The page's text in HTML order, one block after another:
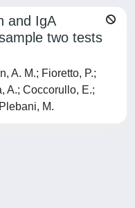
and IgA
two tests
A. M.; Fioretto, P.;
A.; Coccorullo, E.;
M.